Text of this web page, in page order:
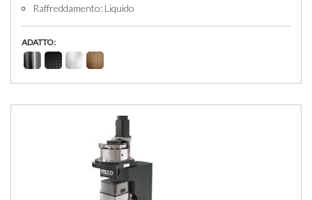
Raffreddamento: Liquido
ADATTO: